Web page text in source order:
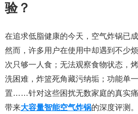
验？
在追求低脂健康的今天，空气炸锅已
然而，许多用户在使用中却遇到不少
次只够一人食；无法观察食物状态，
洗困难，炸篮死角藏污纳垢；功能单
置……针对这些困扰无数家庭的真实痛
带来大容量智能空气炸锅的深度评测